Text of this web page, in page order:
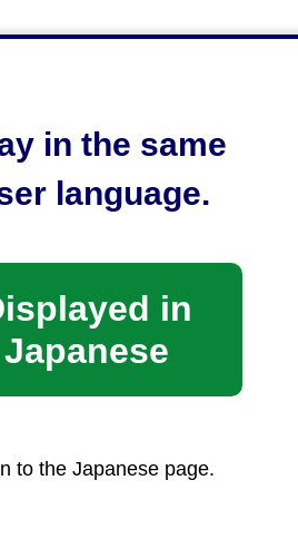
in the same
language.
in
Japanese
to the Japanese page.
は届出が必要です。
例を遵守させる責務が
しているか必ずご確認